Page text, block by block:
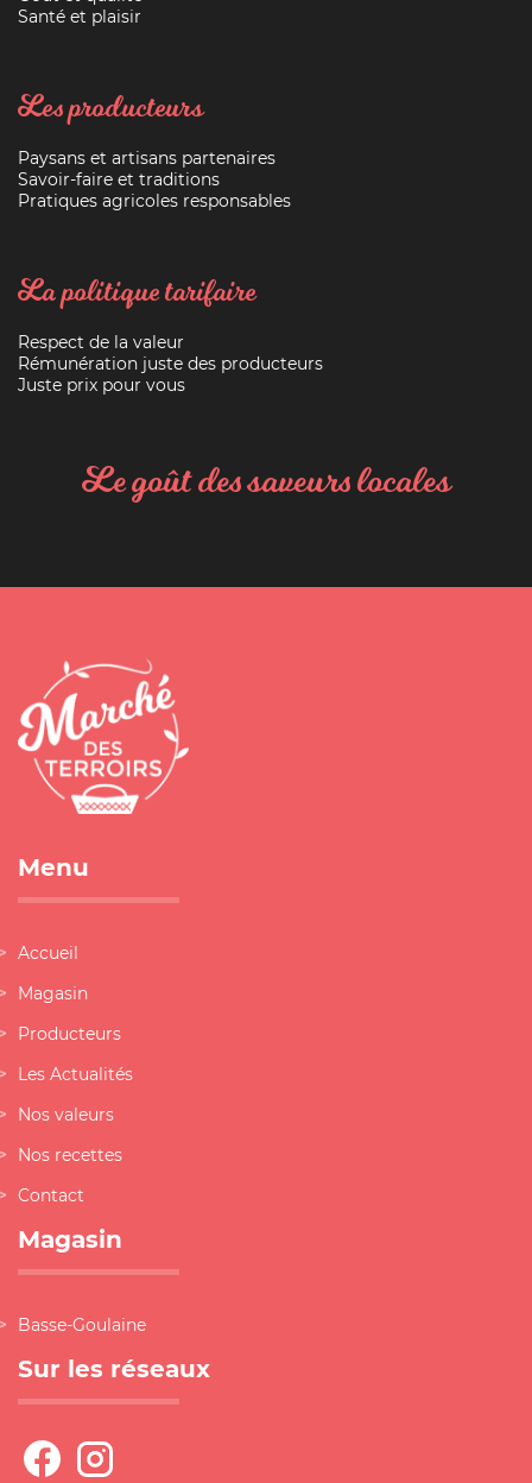
Santé et plaisir
Les producteurs
Paysans et artisans partenaires
Savoir-faire et traditions
Pratiques agricoles responsables
La politique tarifaire
Respect de la valeur
Rémunération juste des producteurs
Juste prix pour vous
Le goût des saveurs locales
Menu
Accueil
Magasin
Producteurs
Les Actualités
Nos valeurs
Nos recettes
Contact
Magasin
Basse-Goulaine
Sur les réseaux